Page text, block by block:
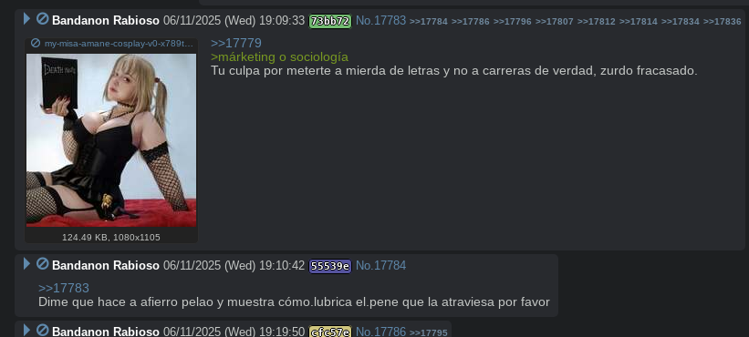
Bandanon Rabioso 06/11/2025 (Wed) 19:09:33 73bb72 No. 17783 >>17784 >>17786 >>17796 >>17807 >>17812 >>17814 >>17834 >>17836
124.49 KB 1080x1105
>>17779
>márketing o sociología
Tu culpa por meterte a mierda de letras y no a carreras de verdad, zurdo fracasado.
Bandanon Rabioso 06/11/2025 (Wed) 19:10:42 55539e No.17784
>>17783
Dime que hace a afierro pelao y muestra cómo.lubrica el.pene que la atraviesa por favor
Bandanon Rabioso 06/11/2025 (Wed) 19:19:50 cfc57e No.17786 >>17795